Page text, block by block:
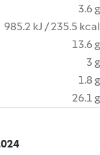
3.6 g
985.2 kJ / 235.5 kcal
13.6 g
3 g
1.8 g
26.1 g